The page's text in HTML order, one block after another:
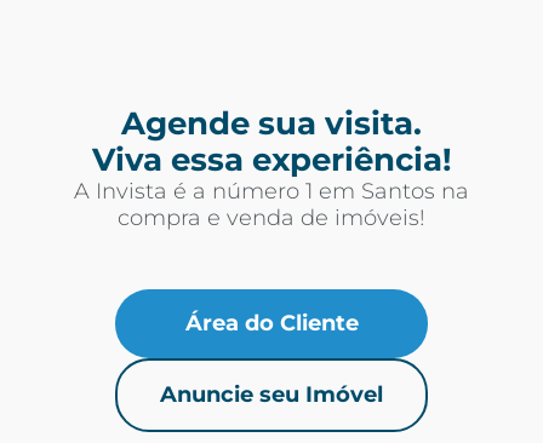
Agende sua visita.
Viva essa experiência!
A Invista é a número 1 em Santos na
compra e venda de imóveis!
Área do Cliente
Anuncie seu Imóvel